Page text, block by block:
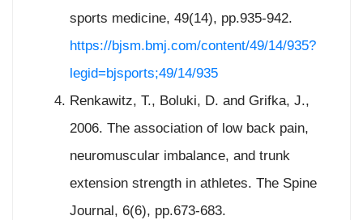
sports medicine, 49(14), pp.935-942.
https://bjsm.bmj.com/content/49/14/935?
legid=bjsports;49/14/935
Renkawitz, T., Boluki, D. and Grifka, J.,
2006. The association of low back pain,
neuromuscular imbalance, and trunk
extension strength in athletes. The Spine
Journal, 6(6), pp.673-683.